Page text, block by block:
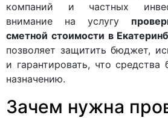
компаний и частных
внимание на услугу
сметной стоимости в
позволяет защитить бюджет,
и гарантировать, что средства
назначению.
Зачем нужна